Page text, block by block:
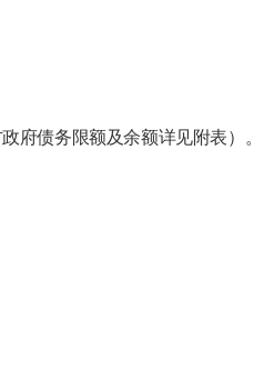
府债务限额及余额详见附表）。